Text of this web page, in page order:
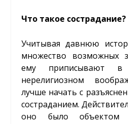
Что такое сострадание?
Учитывая давнюю
множество возможных
ему приписывают в
нерелигиозном
лучше начать с
состраданием.
оно было объектом